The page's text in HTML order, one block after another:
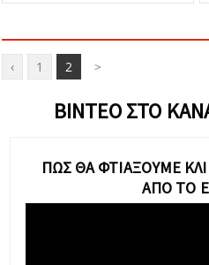
‹ 1 2 >
ΒΊΝΤΕΟ ΣΤΟ
ΠΏΣ ΘΑ ΦΤΙΆΞΟΥΜΕ
ΑΠΌ ΤΟ